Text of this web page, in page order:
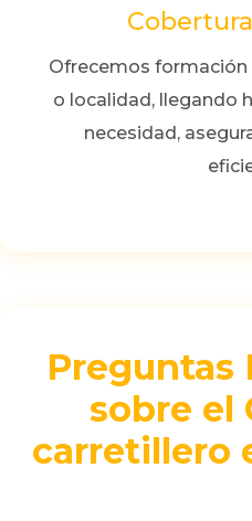
Ofrecemos formación
o localidad, llegando
necesidad,
Preguntas
sobre el
carretillero